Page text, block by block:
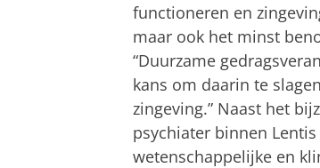
functioneren en
maar ook het minst
“Duurzame
kans om daarin te
zingeving.” Naast het
psychiater binnen
wetenschappelijke en